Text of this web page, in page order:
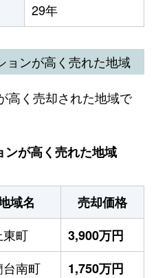
29年
ョンが高く売れた地域
高く売却された地域で
が高く売れた地域
域名
売却価格
町
3,900万円
南町
1,750万円